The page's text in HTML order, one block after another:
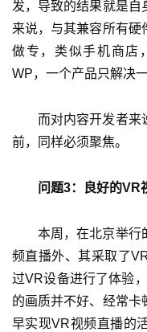
发，导致的结果就是自
来说，与其兼容所有硬
做专，类似手机商店
WP，一个产品只解决
而对内容开发者来
前，同样必须聚焦。
问题3：良好的VR
本周，在北京举行
频直播外、其采取了
过VR设备进行了体验
的画质并不好、经常卡
早实现VR视频直播的